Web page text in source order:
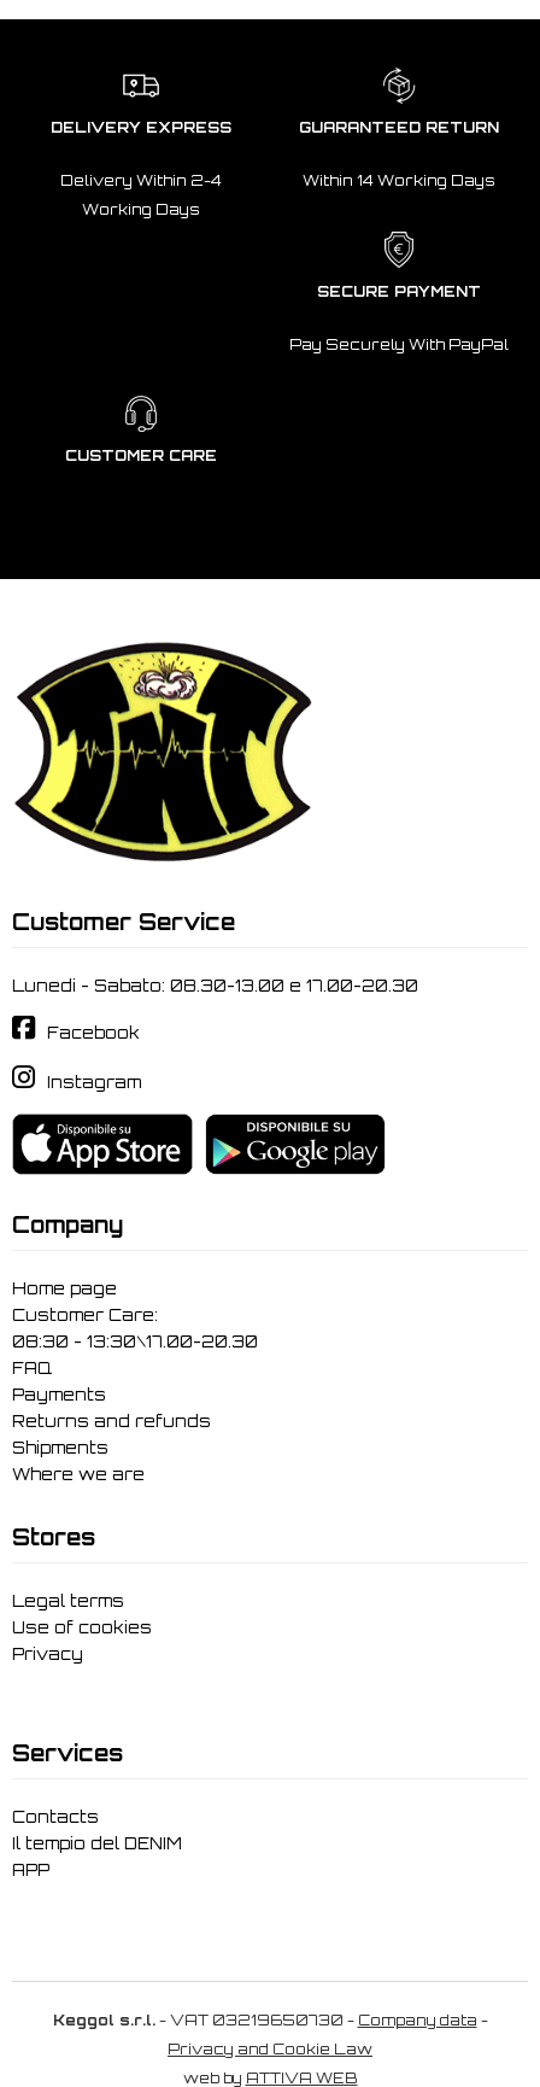
DELIVERY EXPRESS
Delivery Within 2-4
Working Days
GUARANTEED RETURN
Within 14 Working Days
SECURE PAYMENT
Pay Securely With PayPal
CUSTOMER CARE
Customer Service
Lunedi - Sabato: 08.30-13.00 e 17.00-20.30
Facebook
Instagram
Company
Home page
Customer Care:
08:30 - 13:30\17.00-20.30
FAQ
Payments
Returns and refunds
Shipments
Where we are
Stores
Legal terms
Use of cookies
Privacy
Services
Contacts
Il tempio del DENIM
APP
Keggol s.r.l.- VAT 03219650730 - Company data -
Privacy and Cookie Law
web by ATTIVA WEB